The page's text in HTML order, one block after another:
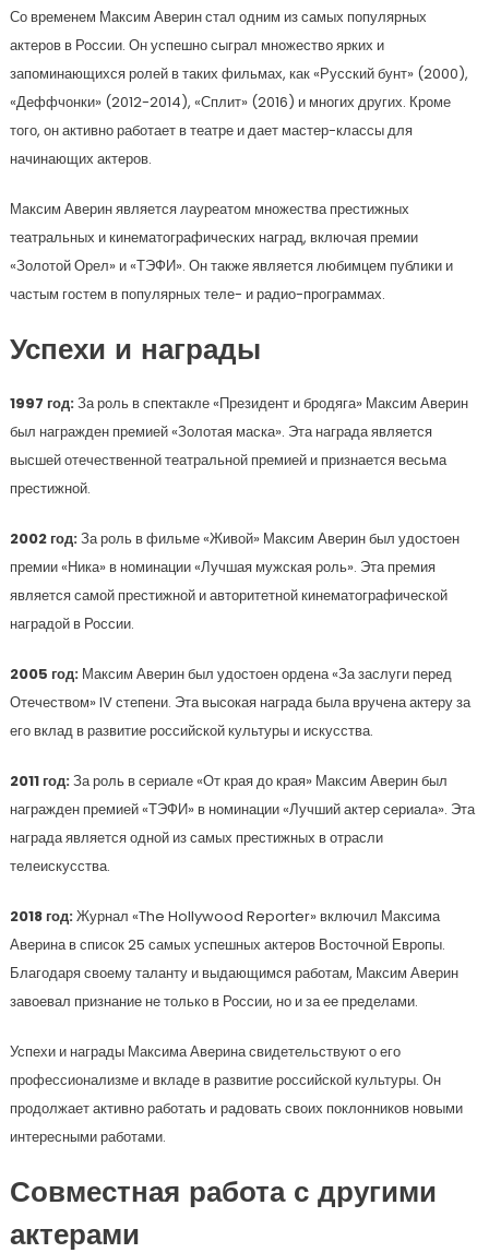
Со временем Максим Аверин стал одним из самых популярных
актеров в России. Он успешно сыграл множество ярких и
запоминающихся ролей в таких фильмах, как «Русский бунт» (2000),
«Деффчонки» (2012-2014), «Сплит» (2016) и многих других. Кроме
того, он активно работает в театре и дает мастер-классы для
начинающих актеров.
Максим Аверин является лауреатом множества престижных
театральных и кинематографических наград, включая премии
«Золотой Орел» и «ТЭФИ». Он также является любимцем публики и
частым гостем в популярных теле- и радио-программах.
Успехи и награды
1997 год:За роль в спектакле «Президент и бродяга» Максим Аверин
был награжден премией «Золотая маска». Эта награда является
высшей отечественной театральной премией и признается весьма
престижной.
2002 год:За роль в фильме «Живой» Максим Аверин был удостоен
премии «Ника» в номинации «Лучшая мужская роль». Эта премия
является самой престижной и авторитетной кинематографической
наградой в России.
2005 год:Максим Аверин был удостоен ордена «За заслуги перед
Отечеством» IV степени. Эта высокая награда была вручена актеру за
его вклад в развитие российской культуры и искусства.
2011 год:За роль в сериале «От края до края» Максим Аверин был
награжден премией «ТЭФИ» в номинации «Лучший актер сериала». Эта
награда является одной из самых престижных в отрасли
телеискусства.
2018 год:Журнал «The Hollywood Reporter» включил Максима
Аверина в список 25 самых успешных актеров Восточной Европы.
Благодаря своему таланту и выдающимся работам, Максим Аверин
завоевал признание не только в России, но и за ее пределами.
Успехи и награды Максима Аверина свидетельствуют о его
профессионализме и вкладе в развитие российской культуры. Он
продолжает активно работать и радовать своих поклонников новыми
интересными работами.
Совместная работа с другими
актерами